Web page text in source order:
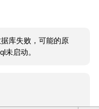
库失败，可能的原
未启动。